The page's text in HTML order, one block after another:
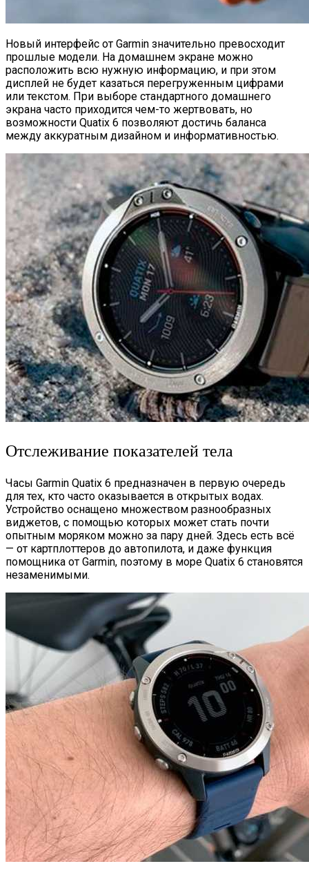
Новый интерфейс от Garmin значительно превосходит
прошлые модели. На домашнем экране можно
расположить всю нужную информацию, и при этом
дисплей не будет казаться перегруженным цифрами
или текстом. При выборе стандартного домашнего
экрана часто приходится чем-то жертвовать, но
возможности Quatix 6 позволяют достичь баланса
между аккуратным дизайном и информативностью.
Отслеживание показателей тела
Часы Garmin Quatix 6 предназначен в первую очередь
для тех, кто часто оказывается в открытых водах.
Устройство оснащено множеством разнообразных
виджетов, с помощью которых может стать почти
опытным моряком можно за пару дней. Здесь есть всё
— от картплоттеров до автопилота, и даже функция
помощника от Garmin, поэтому в море Quatix 6 становятся
незаменимыми.